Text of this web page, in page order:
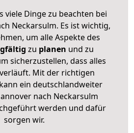
viele Dinge zu beachten bei
Neckarsulm. Es ist wichtig,
um alle Aspekte des
zu planen und zu
sicherzustellen, dass alles
Mit der richtigen
ein deutschlandweiter
nach Neckarsulm
werden und dafür
sorgen wir.